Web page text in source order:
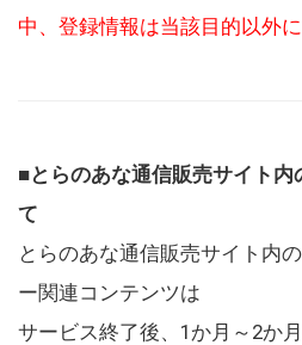
中、登録情報は当該目的以外
■とらのあな通信販売サイト
て
とらのあな通信販売サイト内
ー関連コンテンツは
サービス終了後、1か月～2か